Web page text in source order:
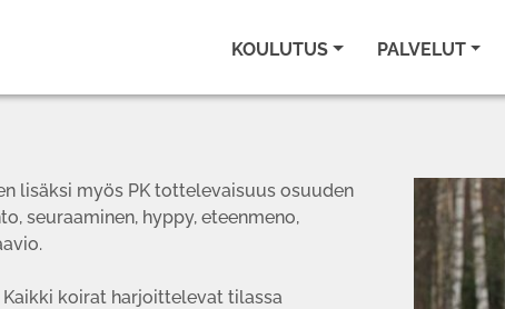
KOULUTUS PALVELUT
lisäksi myös PK tottelevaisuus osuuden
seuraaminen, hyppy, eteenmeno,
Kaikki koirat harjoittelevat tilassa